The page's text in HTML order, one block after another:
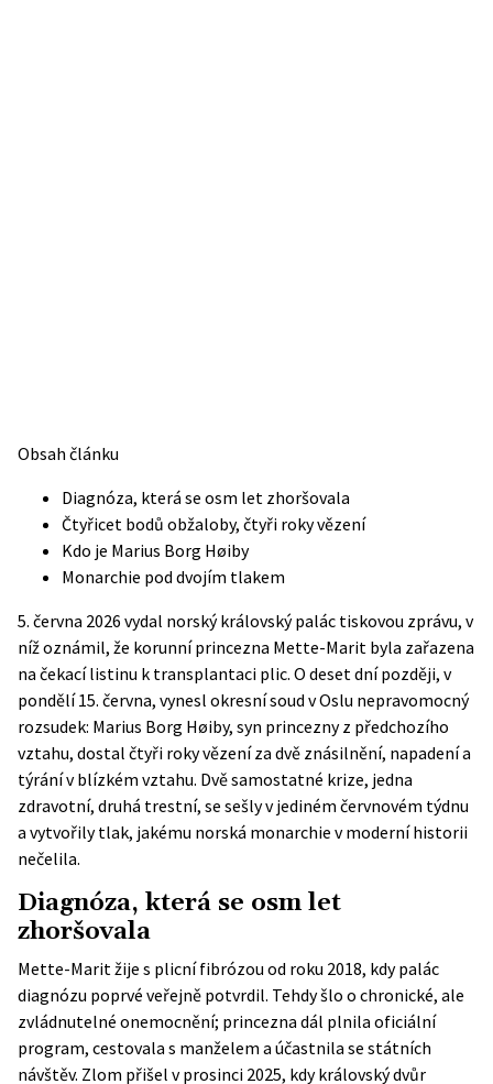
Obsah článku
Diagnóza, která se osm let zhoršovala
Čtyřicet bodů obžaloby, čtyři roky vězení
Kdo je Marius Borg Høiby
Monarchie pod dvojím tlakem
5. června 2026 vydal norský královský palác tiskovou zprávu, v
níž oznámil, že korunní princezna Mette-Marit byla zařazena
na čekací listinu k transplantaci plic. O deset dní později, v
pondělí 15. června, vynesl okresní soud v Oslu nepravomocný
rozsudek: Marius Borg Høiby, syn princezny z předchozího
vztahu, dostal čtyři roky vězení za dvě znásilnění, napadení a
týrání v blízkém vztahu. Dvě samostatné krize, jedna
zdravotní, druhá trestní, se sešly v jediném červnovém týdnu
a vytvořily tlak, jakému norská monarchie v moderní historii
nečelila.
Diagnóza, která se osm let
zhoršovala
Mette-Marit žije s plicní fibrózou od roku 2018, kdy palác
diagnózu poprvé veřejně potvrdil. Tehdy šlo o chronické, ale
zvládnutelné onemocnění; princezna dál plnila oficiální
program, cestovala s manželem a účastnila se státních
návštěv. Zlom přišel v prosinci 2025, kdy královský dvůr